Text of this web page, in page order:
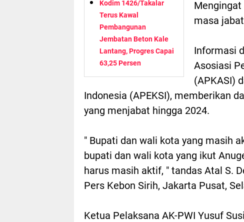
Kodim 1426/Takalar
Terus Kawal
Pembangunan
Jembatan Beton Kale
Lantang, Progres Capai
63,25 Persen
masa
Informasi
Asosiasi
(APKASI)
Indonesia (APEKSI), memberikan
yang menjabat hingga 2024.
" Bupati dan wali kota yang masih
bupati dan wali kota yang ikut
harus masih aktif, " tandas Atal S.
Pers Kebon Sirih, Jakarta Pusat,
Ketua Pelaksana AK-PWI Yusuf